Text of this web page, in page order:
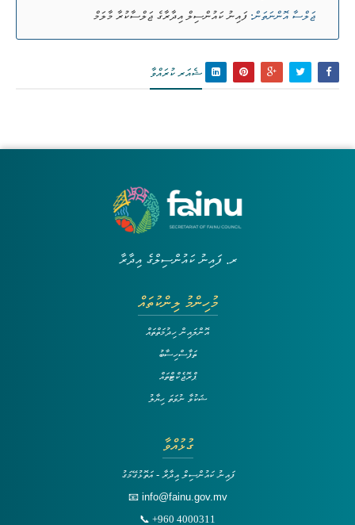
ޖަލްސާ އޮންނަތަން: ފައިނު ކައުންސިލް އިދާރާގެ ޖަލްސާކުރާ މާލަމް
ޝެއަރ ކުރައްވާ
ރ. ފައިނު ކައުންސިލްގެ އިދާރާ
މުހިންމު ލިންކުތައް
އޮންލައިން ހިދުމަތްތައް
ތަފާސްހިސާބު
ޕްރޮޖެކްޓްތައް
ޝަކުވާ ނުވަތަ ހިޔާލު
ގުޅުއްވާ
ފައިނު ކައުންސިލް އިދާރާ - އަތޮޅުގޭމަގު
📧 info@fainu.gov.mv
📞 +960 4000311